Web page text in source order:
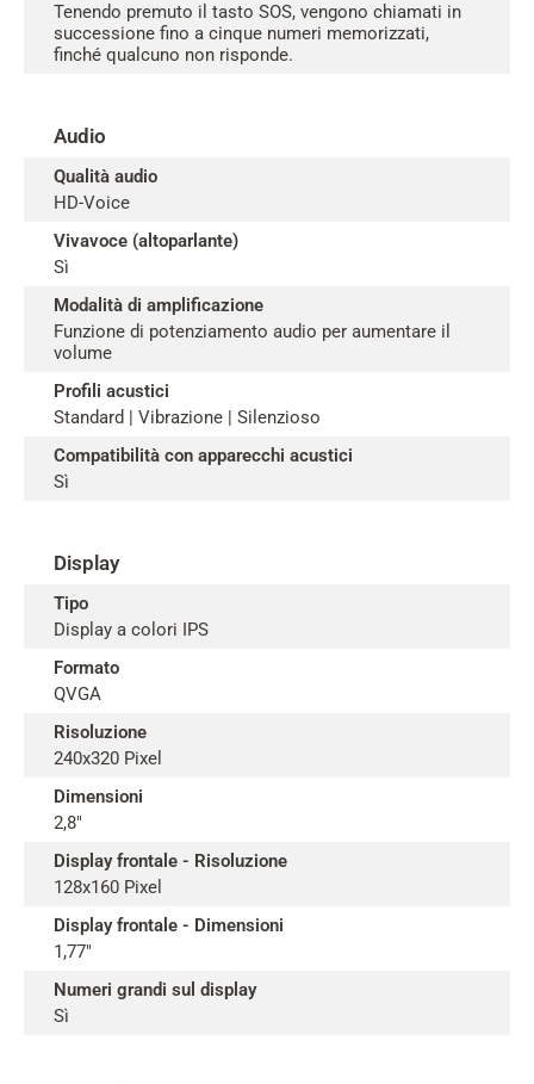
Tenendo premuto il tasto SOS, vengono chiamati in
successione fino a cinque numeri memorizzati,
finché qualcuno non risponde.
Audio
Qualità audio
HD-Voice
Vivavoce (altoparlante)
Sì
Modalità di amplificazione
Funzione di potenziamento audio per aumentare il
volume
Profili acustici
Standard | Vibrazione | Silenzioso
Compatibilità con apparecchi acustici
Sì
Display
Tipo
Display a colori IPS
Formato
QVGA
Risoluzione
240x320 Pixel
Dimensioni
2,8"
Display frontale - Risoluzione
128x160 Pixel
Display frontale - Dimensioni
1,77"
Numeri grandi sul display
Sì